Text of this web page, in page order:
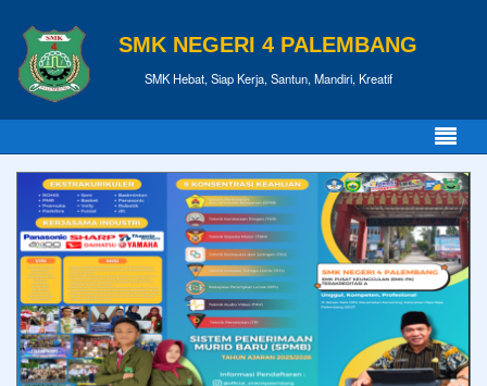
SMK NEGERI 4 PALEMBANG
SMK Hebat, Siap Kerja, Santun, Mandiri, Kreatif